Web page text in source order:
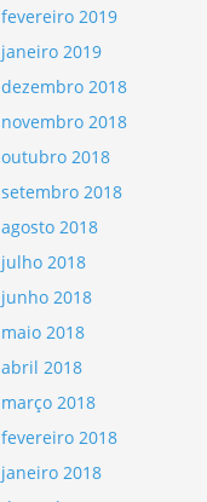
fevereiro 2019
janeiro 2019
dezembro 2018
novembro 2018
outubro 2018
setembro 2018
agosto 2018
julho 2018
junho 2018
maio 2018
abril 2018
março 2018
fevereiro 2018
janeiro 2018